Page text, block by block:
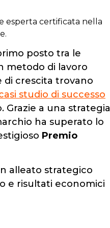
esperta certificata nella
posto tra le
metodo di lavoro
di crescita trovano
studio di successo
Grazie a una strategia
ha superato lo
Premio
alleato strategico
e risultati economici